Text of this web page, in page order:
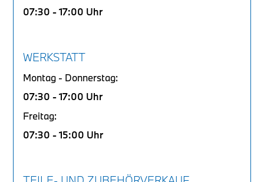
07:30 - 17:00 Uhr
WERKSTATT
Montag - Donnerstag:
07:30 - 17:00 Uhr
Freitag:
07:30 - 15:00 Uhr